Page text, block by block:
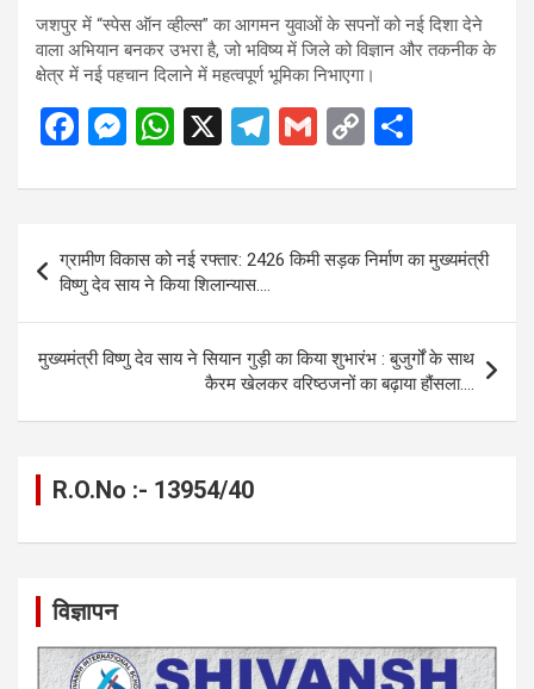
जशपुर में “स्पेस ऑन व्हील्स” का आगमन युवाओं के सपनों को नई दिशा देने
वाला अभियान बनकर उभरा है, जो भविष्य में जिले को विज्ञान और तकनीक के
क्षेत्र में नई पहचान दिलाने में महत्वपूर्ण भूमिका निभाएगा।
F
ce
b
o
o
k
M
se
g
er
W
at
s
A
p
p
X
T
e
gr
a
m
G
ail
C
py
Li
n
k
ar
navigation
ग्रामीण विकास को नई रफ्तार: 2426 किमी सड़क निर्माण का मुख्यमंत्री
विष्णु देव साय ने किया शिलान्यास….
मुख्यमंत्री विष्णु देव साय ने सियान गुड़ी का किया शुभारंभ : बुजुर्गों के साथ
कैरम खेलकर वरिष्ठजनों का बढ़ाया हौंसला….
R.O.No :- 13954/40
विज्ञापन